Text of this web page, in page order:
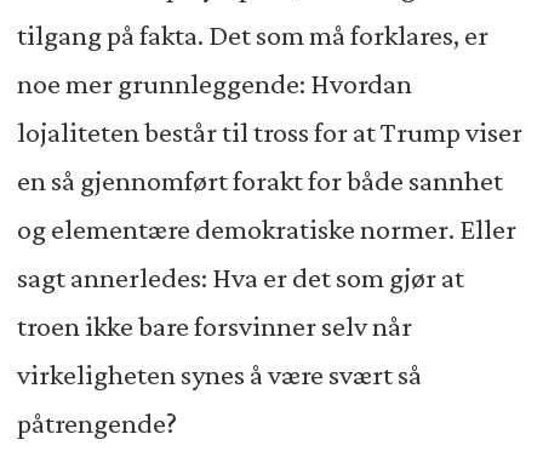
tilgang på fakta. Det som må forklares, er
noe mer grunnleggende: Hvordan
lojaliteten består til tross for at Trump viser
en så gjennomført forakt for både sannhet
og elementære demokratiske normer. Eller
sagt annerledes: Hva er det som gjør at
troen ikke bare forsvinner selv når
virkeligheten synes å være svært så
påtrengende?